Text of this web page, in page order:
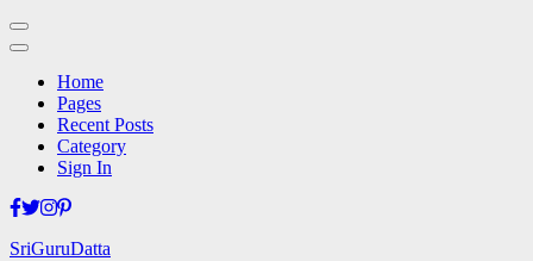
Home
Pages
Recent Posts
Category
Sign In
Skip
content
SriGuruDatta